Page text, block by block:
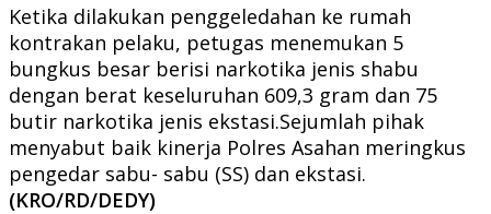
Ketika dilakukan penggeledahan ke rumah
kontrakan pelaku, petugas menemukan 5
bungkus besar berisi narkotika jenis shabu
dengan berat keseluruhan 609,3 gram dan 75
butir narkotika jenis ekstasi.Sejumlah pihak
menyabut baik kinerja Polres Asahan meringkus
pengedar sabu- sabu (SS) dan ekstasi.
(KRO/RD/DEDY)